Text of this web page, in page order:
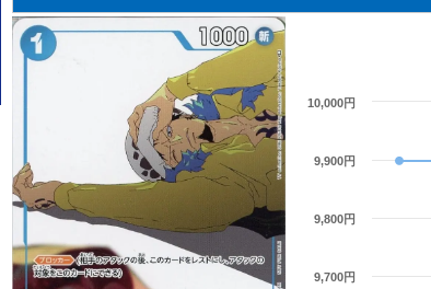
9,700円
9,800円
9,900円
10,000円